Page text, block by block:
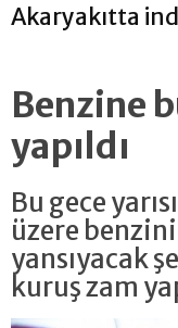
Akaryakıtta
Benzine
yapıldı
Bu gece
üzere
yansıyacak
kuruş zam